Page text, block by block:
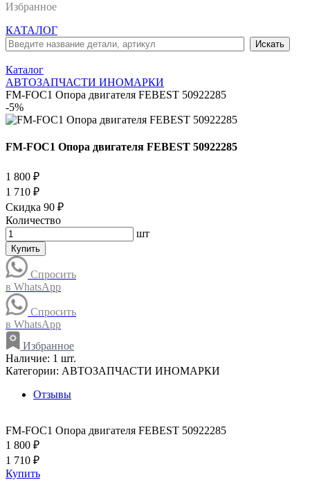
Избранное
КАТАЛОГ
Каталог
АВТОЗАПЧАСТИ ИНОМАРКИ
FM-FOC1 Опора двигателя FEBEST 50922285
-5%
FM-FOC1 Опора двигателя FEBEST 50922285
1 800 ₽
1 710 ₽
Скидка 90 ₽
Количество
шт
Купить
Спросить
в WhatsApp
Спросить
в WhatsApp
Избранное
Наличие: 1 шт.
Категории: АВТОЗАПЧАСТИ ИНОМАРКИ
Отзывы
FM-FOC1 Опора двигателя FEBEST 50922285
1 800 ₽
1 710 ₽
Купить